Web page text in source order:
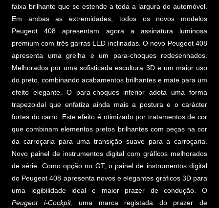
faixa brilhante que se estende a toda a largura do automóvel.
Em ambas as extremidades, todos os novos modelos
Peugeot 408 apresentam agora a assinatura luminosa
premium com três garras LED inclinadas. O novo Peugeot 408
apresenta uma grelha e um para-choques redesenhados.
Melhorados por uma sofisticada escultura 3D e um maior uso
do preto, combinando acabamentos brilhantes e mate para um
efeito elegante. O para-choques inferior adota uma forma
trapezoidal que enfatiza ainda mais a postura e o carácter
fortes do carro. Este efeito é otimizado por tratamentos de cor
que combinam elementos pretos brilhantes com peças na cor
da carroçaria para uma transição suave para a carroçaria.
Novo painel de instrumentos digital com gráficos melhorados
de série. Como opção no GT, o painel de instrumentos digital
do Peugeot 408 apresenta novos e elegantes gráficos 3D para
uma legibilidade ideal e maior prazer de condução. O
Peugeot i-Cockpit, uma marca registada do prazer de